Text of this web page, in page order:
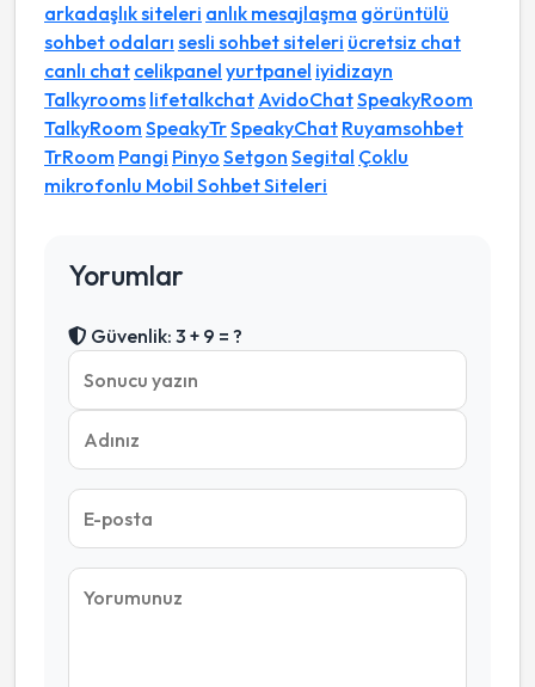
arkadaşlık siteleri anlık mesajlaşma görüntülü
sohbet odaları sesli sohbet siteleri ücretsiz chat
canlı chat celikpanel yurtpanel iyidizayn
Talkyrooms lifetalkchat AvidoChatSpeakyRoom
TalkyRoom SpeakyTrSpeakyChat Ruyamsohbet
TrRoom Pangi Pinyo Setgon Segital Çoklu
mikrofonlu Mobil Sohbet Siteleri
Yorumlar
Güvenlik: 3 + 9 = ?